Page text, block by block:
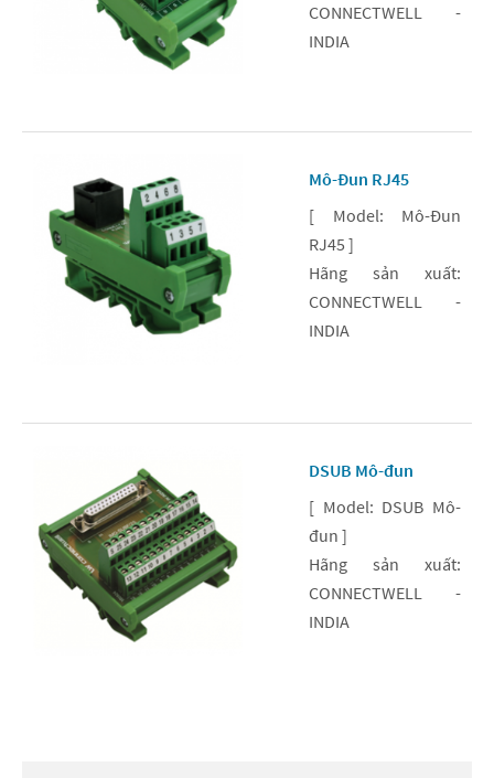
CONNECTWELL -
INDIA
Mô-Đun RJ45
[ Model: Mô-Đun
RJ45 ]
Hãng sản xuất:
CONNECTWELL -
INDIA
DSUB Mô-đun
[ Model: DSUB Mô-
đun ]
Hãng sản xuất:
CONNECTWELL -
INDIA